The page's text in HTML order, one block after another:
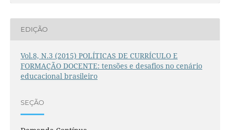
EDIÇÃO
Vol.8, N.3 (2015) POLÍTICAS DE CURRÍCULO E
FORMAÇÃO DOCENTE: tensões e desafios no cenário
educacional brasileiro
SEÇÃO